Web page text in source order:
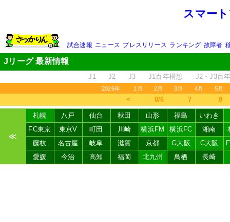
スマー
試合速報 ニュース プレスリリース ランキング 故障者
Jリーグ 最新情報
J1 J2 J3 J1百年構想 J2・J3百
2026年 1月 2月 3月 4月 5月
＜ 8/6 7 8
≪
札幌 八戸 仙台 秋田 山形 福島
いわき
FC東京
東京V 町田 川崎 横浜FM 横浜FC 湘南
藤枝
名古屋 岐阜 滋賀 京都 G大阪 C大阪
愛媛
今治 高知 福岡 北九州 鳥栖 長崎